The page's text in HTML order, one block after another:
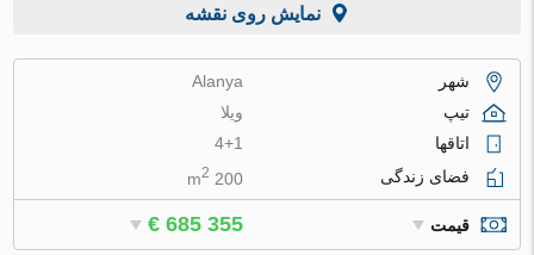
نمایش روی نقشه
شهر
Alanya
تیپ
ویلا
اتاقها
4+1
فضای زندگی
200 m
2
قیمت € 685 355